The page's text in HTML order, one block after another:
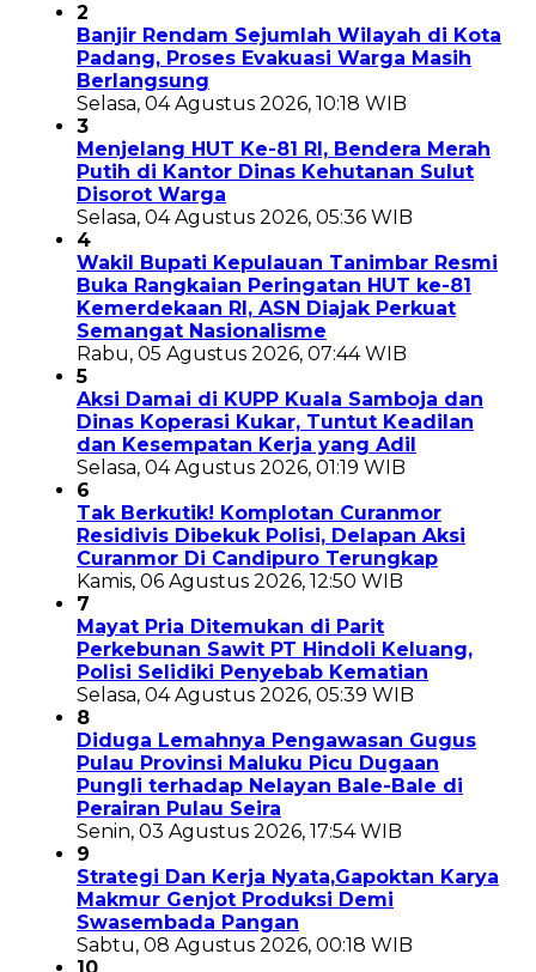
2
Banjir Rendam Sejumlah Wilayah di Kota
Padang, Proses Evakuasi Warga Masih
Berlangsung
Selasa, 04 Agustus 2026, 10:18 WIB
3
Menjelang HUT Ke-81 RI, Bendera Merah
Putih di Kantor Dinas Kehutanan Sulut
Disorot Warga
Selasa, 04 Agustus 2026, 05:36 WIB
4
Wakil Bupati Kepulauan Tanimbar Resmi
Buka Rangkaian Peringatan HUT ke-81
Kemerdekaan RI, ASN Diajak Perkuat
Semangat Nasionalisme
Rabu, 05 Agustus 2026, 07:44 WIB
5
Aksi Damai di KUPP Kuala Samboja dan
Dinas Koperasi Kukar, Tuntut Keadilan
dan Kesempatan Kerja yang Adil
Selasa, 04 Agustus 2026, 01:19 WIB
6
Tak Berkutik! Komplotan Curanmor
Residivis Dibekuk Polisi, Delapan Aksi
Curanmor Di Candipuro Terungkap
Kamis, 06 Agustus 2026, 12:50 WIB
7
Mayat Pria Ditemukan di Parit
Perkebunan Sawit PT Hindoli Keluang,
Polisi Selidiki Penyebab Kematian
Selasa, 04 Agustus 2026, 05:39 WIB
8
Diduga Lemahnya Pengawasan Gugus
Pulau Provinsi Maluku Picu Dugaan
Pungli terhadap Nelayan Bale-Bale di
Perairan Pulau Seira
Senin, 03 Agustus 2026, 17:54 WIB
9
Strategi Dan Kerja Nyata,Gapoktan Karya
Makmur Genjot Produksi Demi
Swasembada Pangan
Sabtu, 08 Agustus 2026, 00:18 WIB